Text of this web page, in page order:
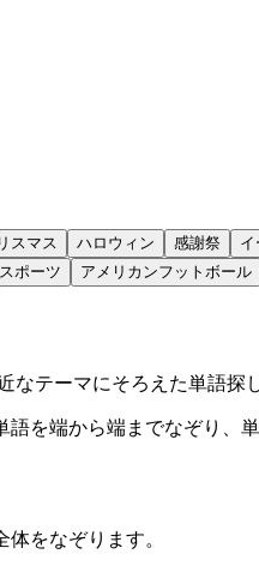
スマス ハロウィン 感謝祭 イ
スポーツ アメリカンフットボール
テーマにそろえた単語
を端から端までなぞり、
をなぞります。